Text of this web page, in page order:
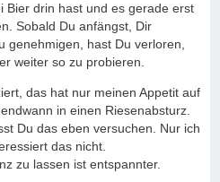
Bier drin hast und es gerade erst
Sobald Du anfängst, Dir
genehmigen, hast Du verloren,
weiter so zu probieren.
das hat nur meinen Appetit auf
in einen Riesenabsturz.
Du das eben versuchen. Nur ich
das nicht.
zu lassen ist entspannter.